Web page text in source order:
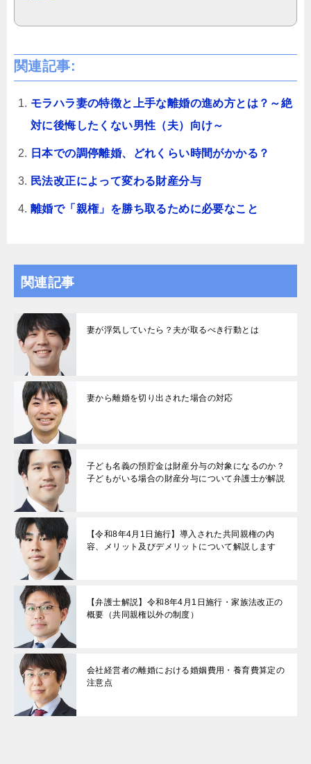
関連記事:
モラハラ妻の特徴と上手な離婚の進め方とは？～絶
対に後悔したくない男性（夫）向け～
日本での調停離婚、どれくらい時間がかかる？
民法改正によって変わる財産分与
離婚で「親権」を勝ち取るために必要なこと
関連記事
妻が浮気していたら？夫が取るべき行動とは
妻から離婚を切り出された場合の対応
子ども名義の預貯金は財産分与の対象になるのか？
子どもがいる場合の財産分与について弁護士が解説
【令和8年4月1日施行】導入された共同親権の内
容、メリット及びデメリットについて解説します
【弁護士解説】令和8年4月1日施行・家族法改正の
概要（共同親権以外の制度）
会社経営者の離婚における婚姻費用・養育費算定の
注意点